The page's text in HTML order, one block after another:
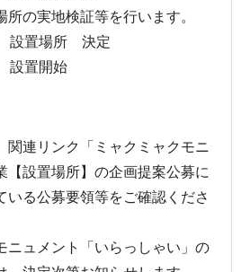
の実地検証等を行います。
設置場所 決定
設置開始
連リンク「ミャクミャクモニ
【設置場所】の企画提案公募に
いる公募要領等をご確認くださ
ュメント「いらっしゃい」の